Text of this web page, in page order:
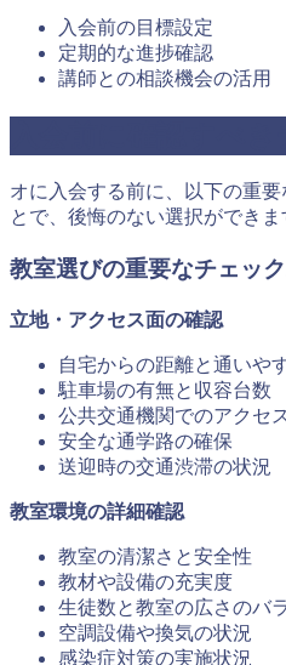
入会前の目標設定
定期的な進捗確認
講師との相談機会の活用
オに入会する前に、以下の重
とで、後悔のない選択ができま
教室選びの重要なチェッ
立地・アクセス面の確認
自宅からの距離と通いや
駐車場の有無と収容台数
公共交通機関でのアクセス
安全な通学路の確保
送迎時の交通渋滞の状況
教室環境の詳細確認
教室の清潔さと安全性
教材や設備の充実度
生徒数と教室の広さのバ
空調設備や換気の状況
感染症対策の実施状況